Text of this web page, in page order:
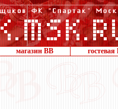
магазин ВВ